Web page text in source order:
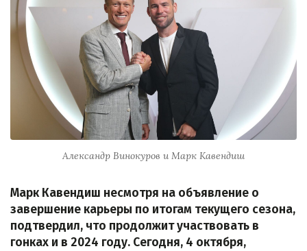
Александр Винокуров и Марк Кавендиш
Марк Кавендиш несмотря на объявление о
завершение карьеры по итогам текущего сезона,
подтвердил, что продолжит участвовать в
гонках и в 2024 году. Сегодня, 4 октября,